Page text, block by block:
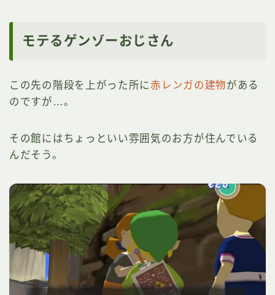
モテるゲンゾーおじさん
この先の階段を上がった所に赤レンガの建物がある
のですが…。
その館にはちょっといい雰囲気のお方が住んでいる
んだそう。